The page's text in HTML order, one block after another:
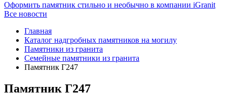
Оформить памятник стильно и необычно в компании iGranit
Все новости
Главная
Каталог надгробных памятников на могилу
Памятники из гранита
Семейные памятники из гранита
Памятник Г247
Памятник Г247